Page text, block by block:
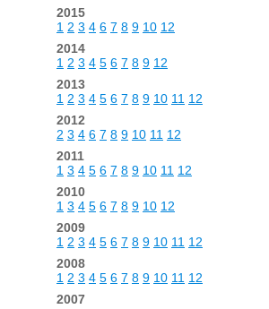
2015
1 2 3 4 6 7 8 9 10 12
2014
1 2 3 4 5 6 7 8 9 12
2013
1 2 3 4 5 6 7 8 9 10 11 12
2012
2 3 4 6 7 8 9 10 11 12
2011
1 3 4 5 6 7 8 9 10 11 12
2010
1 3 4 5 6 7 8 9 10 12
2009
1 2 3 4 5 6 7 8 9 10 11 12
2008
1 2 3 4 5 6 7 8 9 10 11 12
2007